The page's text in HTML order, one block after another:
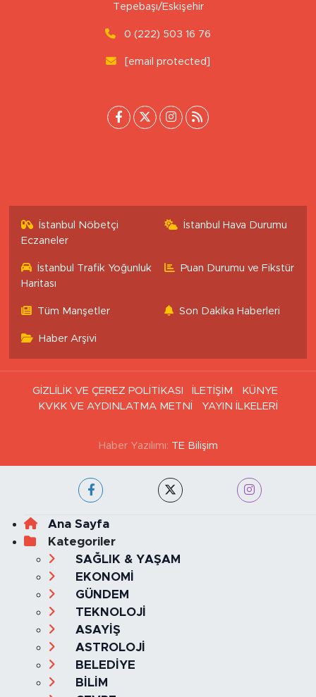
Tepebaşı/Eskişehir
0 (222) 503 16 76
[email protected]
İstanbul Nöbetçi
Eczaneler
İstanbul Hava Durumu
İstanbul Trafik Yoğunluk
Haritası
Puan Durumu ve Fikstür
Tüm Manşetler Son Dakika Haberleri
Haber Arşivi
GİZLİLİK VE ÇEREZ POLİTİKASI İLETİŞİM
KÜNYE
KVKK VE AYDINLATMA METNİ
YAYIN İLKELERİ
Haber Yazılımı: TE Bilişim
Ana Sayfa
Kategoriler
SAĞLIK & YAŞAM
EKONOMİ
GÜNDEM
TEKNOLOJİ
ASAYİŞ
ASTROLOJİ
BELEDİYE
BİLİM